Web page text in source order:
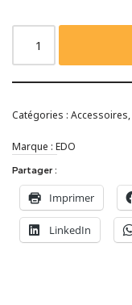
Catégories : Accessoires,
Marque : EDO
Partager :
Imprimer
LinkedIn